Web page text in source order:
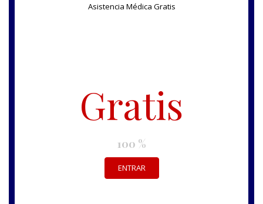
Asistencia Médica Gratis
Gratis
100 %
ENTRAR